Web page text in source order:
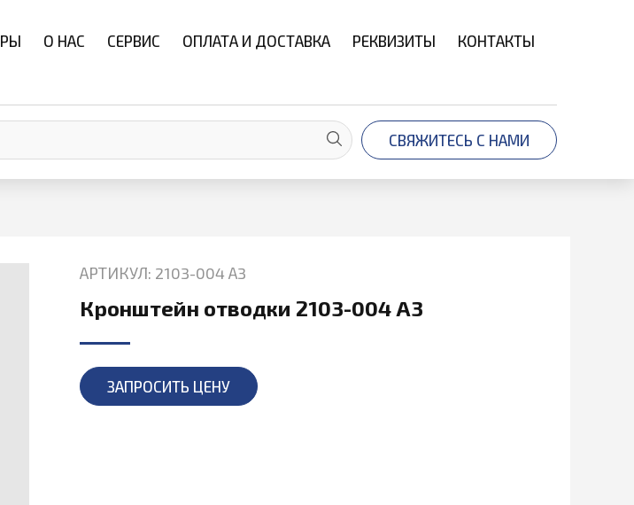
О НАС СЕРВИС ОПЛАТА И ДОСТАВКА РЕКВИЗИТЫ КОНТАКТЫ
СВЯЖИТЕСЬ С НАМИ
АРТИКУЛ: 2103-004 А3
Кронштейн отводки 2103-004 А3
ЗАПРОСИТЬ ЦЕНУ